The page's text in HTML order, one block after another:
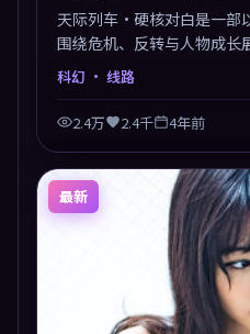
天际列车·硬核对白是一部
围绕危机、反转与人物成长
推荐观看。
科幻 · 线路
2.4万 2.4千 4年前
最新